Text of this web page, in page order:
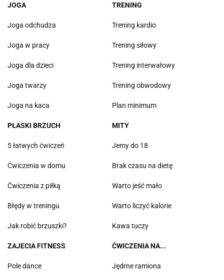
JOGA
Joga odchudza
Joga w pracy
Joga dla dzieci
Joga twarzy
Joga na kaca
TRENING
Trening kardio
Trening siłowy
Trening interwałowy
Trening obwodowy
Plan minimum
PŁASKI BRZUCH
5 łatwych ćwiczeń
Ćwiczenia w domu
Ćwiczenia z piłką
Błędy w treningu
Jak robić brzuszki?
MITY
Jemy do 18
Brak czasu na dietę
Warto jeść mało
Warto liczyć kalorie
Kawa tuczy
ZAJECIA FITNESS
Pole dance
ĆWICZENIA NA...
Jędrne ramiona